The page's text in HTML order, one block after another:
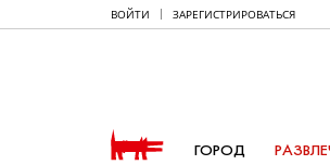
ВОЙТИ ЗАРЕГИСТРИРОВАТЬСЯ
ГОРОД